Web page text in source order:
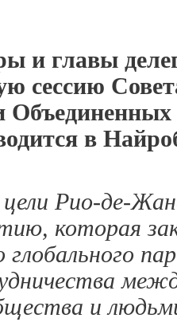
и главы
сессию
в
Рио-де-
которая
глобального
и